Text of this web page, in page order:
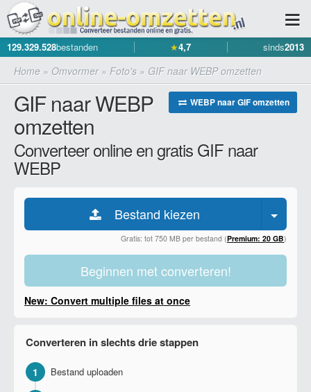
129.329.528bestanden ★4,7 sinds2013
Home » Omvormer» Foto's » GIF naar WEBP omzetten
WEBP naar GIF omzetten
GIF naar WEBP
omzetten
Converteer online en gratis GIF naar
WEBP
Bestand kiezen
Gratis: tot 750 MB per bestand (Premium: 20 GB)
Beginnen met converteren!
New: Convert multiple files at once
Converteren in slechts drie stappen
1 Bestand uploaden